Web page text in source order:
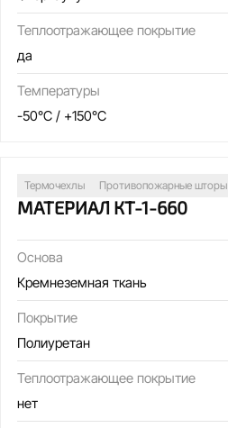
Теплоотражающее покрытие
да
Температуры
-50°C / +150°C
Термочехлы Противопожарные шторы
МАТЕРИАЛ КТ-1-660
Основа
Кремнеземная ткань
Покрытие
Полиуретан
Теплоотражающее покрытие
нет